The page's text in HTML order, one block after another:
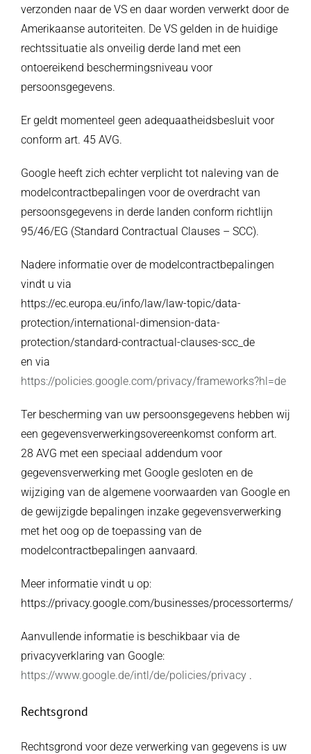
verzonden naar de VS en daar worden verwerkt door de
Amerikaanse autoriteiten. De VS gelden in de huidige
rechtssituatie als onveilig derde land met een
ontoereikend beschermingsniveau voor
persoonsgegevens.
Er geldt momenteel geen adequaatheidsbesluit voor
conform art. 45 AVG.
Google heeft zich echter verplicht tot naleving van de
modelcontractbepalingen voor de overdracht van
persoonsgegevens in derde landen conform richtlijn
95/46/EG (Standard Contractual Clauses – SCC).
Nadere informatie over de modelcontractbepalingen
vindt u via
https://ec.europa.eu/info/law/law-topic/data-
protection/international-dimension-data-
protection/standard-contractual-clauses-scc_de
en via
https://policies.google.com/privacy/frameworks?hl=de
Ter bescherming van uw persoonsgegevens hebben wij
een gegevensverwerkingsovereenkomst conform art.
28 AVG met een speciaal addendum voor
gegevensverwerking met Google gesloten en de
wijziging van de algemene voorwaarden van Google en
de gewijzigde bepalingen inzake gegevensverwerking
met het oog op de toepassing van de
modelcontractbepalingen aanvaard.
Meer informatie vindt u op:
https://privacy.google.com/businesses/processorterms/
Aanvullende informatie is beschikbaar via de
privacyverklaring van Google:
https://www.google.de/intl/de/policies/privacy.
Rechtsgrond
Rechtsgrond voor deze verwerking van gegevens is uw